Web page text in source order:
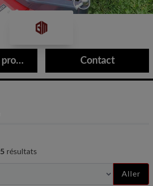
Demande de produit
Garmech
Contact
5 résultats
Aller